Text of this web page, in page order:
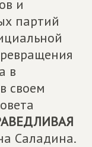
и
партий
в
своем
Саладина.